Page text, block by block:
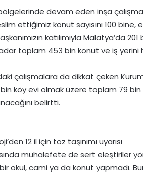
devam eden inşa
ettiğimiz konut sayısını 100 bine,
katılımıyla Malatya’da
toplam 453 bin konut ve iş yerini
çalışmalara da dikkat çeken
bin köy evi olmak üzere toplam 79
belirtti.
12 il için toz taşınımı uyarısı
muhalefete de sert eleştiriler
okul, cami ya da konut yapmadı.